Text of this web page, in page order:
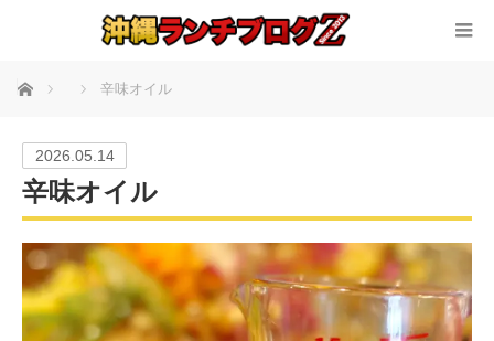
ホーム 辛味オイル
2026.05.14
辛味オイル